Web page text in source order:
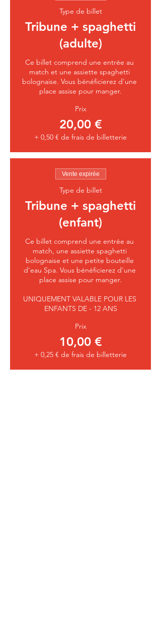
Type de billet
Tribune + spaghetti
(adulte)
Ce billet comprend une entrée au
match et une assiette spaghetti
bolognaise. Vous bénéficierez d'une
place assise pour manger.
Prix
20,00 €
+ 0,50 € de frais de billetterie
Vente expirée
Type de billet
Tribune + spaghetti
(enfant)
Ce billet comprend une entrée au
match, une assiette spaghetti
bolognaise et une petite bouteille
d'eau Spa. Vous bénéficierez d'une
place assise pour manger.
UNIQUEMENT VALABLE POUR LES
ENFANTS DE - 12 ANS
Prix
10,00 €
+ 0,25 € de frais de billetterie